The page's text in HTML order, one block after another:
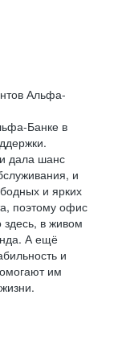
Альфа-
Банке в
дала шанс
и
и ярких
поэтому офис
в живом
А ещё
и
им